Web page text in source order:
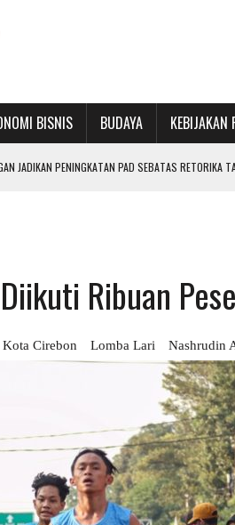
BISNIS BUDAYA KEBIJAKAN
JADIKAN PENINGKATAN PAD SEBATAS RETORIKA
SEKOLAH RAKYAT TERINTEGRASI 1
LEWAT TURNAMEN FUTSAL TINGKAT SD
Ribuan
Kota Cirebon Lomba Lari Nashrudin